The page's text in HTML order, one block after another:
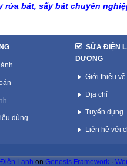
rửa bát, sấy bát chuyên
dùng
SỬA ĐIỆN
DƯƠNG
Giới thiệu
Địa chỉ
Tuyển dụng
Liên hệ với
Lạnh on Genesis Framework ·